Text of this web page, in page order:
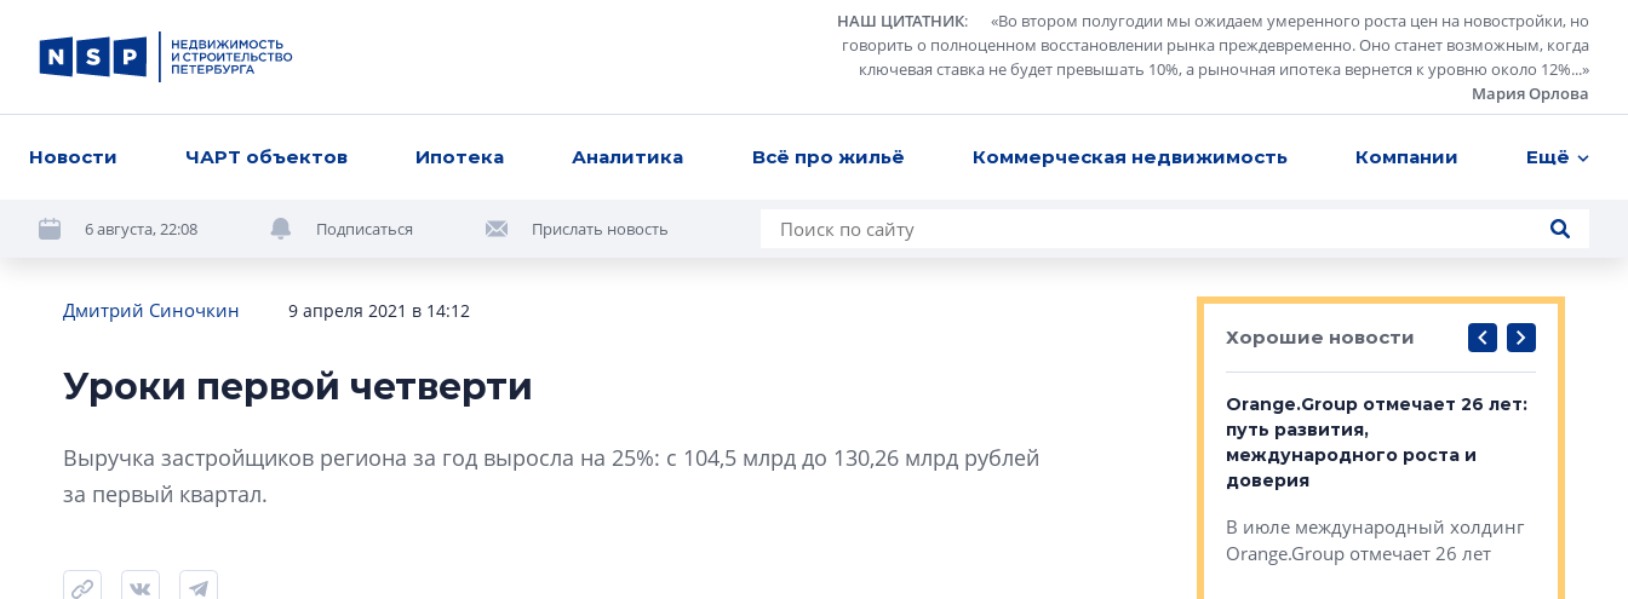
НАШ ЦИТАТНИК: «Во втором полугодии мы ожидаем умеренного роста цен на новостройки, но
говорить о полноценном восстановлении рынка преждевременно. Оно станет возможным, когда
ключевая ставка не будет превышать 10%, а рыночная ипотека вернется к уровню около 12%...»
Мария Орлова
Новости ЧАРТ объектов Ипотека Аналитика Всё про жильё Коммерческая недвижимость Компании Ещё
6 августа, 22:08 Подписаться Прислать новость
Дмитрий Синочкин 9 апреля 2021 в 14:12
Уроки первой четверти
Выручка застройщиков региона за год выросла на 25%: с 104,5 млрд до 130,26 млрд рублей
за первый квартал.
Хорошие новости
Гала-концертом завершился
Orange.Group отмечает 26 лет:
путь развития,
международного роста и
доверия
В июле международный холдинг
Orange.Group отмечает 26 лет